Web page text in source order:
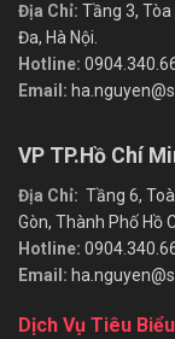
Địa Chỉ: Tầng 3,
Đa, Hà Nội.
Hotline:
Email:
VP TP.Hồ Chí
Địa Chỉ: Tầng 6,
Gòn, Thành Phố Hồ
Hotline:
Email:
Dịch Vụ Tiêu Biểu